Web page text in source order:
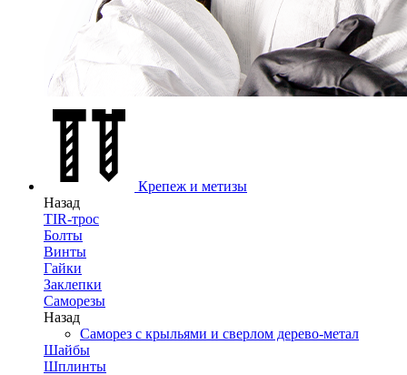
Крепеж и метизы
Назад
TIR-трос
Болты
Винты
Гайки
Заклепки
Саморезы
Назад
Саморез с крыльями и сверлом дерево-метал
Шайбы
Шплинты